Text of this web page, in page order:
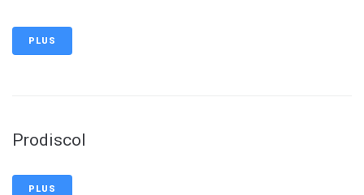
PLUS
Prodiscol
PLUS